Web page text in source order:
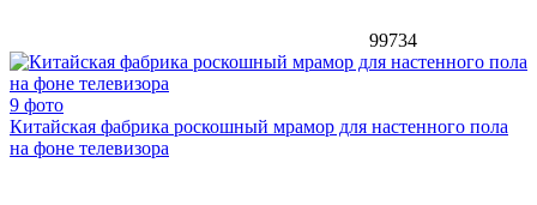
99734
9 фото
Китайская фабрика роскошный мрамор для настенного пола
на фоне телевизора